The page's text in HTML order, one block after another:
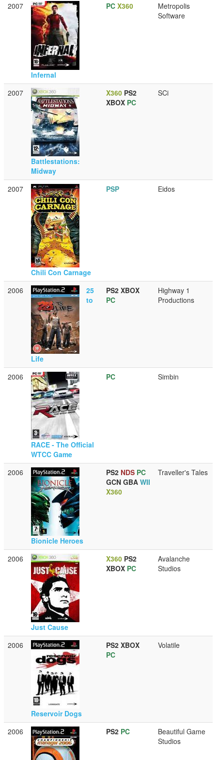
2007
Infernal
PC X360
Metropolis
Software
2007
Battlestations:
Midway
X360 PS2
XBOX PC
SCi
2007
Chili Con Carnage
PSP Eidos
2006
25
to
Life
PS2 XBOX
PC
Highway 1
Productions
2006
RACE - The Official
WTCC Game
PC Simbin
2006
Bionicle Heroes
PS2 NDS PC
GCN GBA WII
X360
Traveller's Tales
2006
Just Cause
X360 PS2
XBOX PC
Avalanche
Studios
2006
Reservoir Dogs
PS2 XBOX
PC
Volatile
2006 PS2 PC
Beautiful Game
Studios